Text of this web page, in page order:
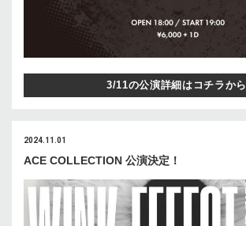
3/11の公演詳細はコチラから
2024.11.01
ACE COLLECTION 公演決定！